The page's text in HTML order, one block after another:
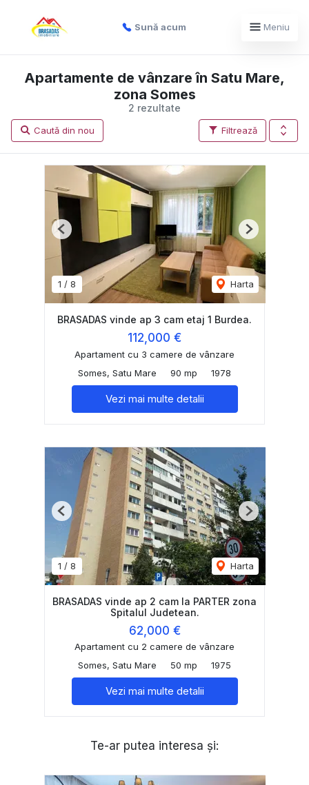
Sună acum Meniu
2 rezultate
Apartamente de vânzare în Satu Mare,
zona Somes
Filtrează
Caută din nou
1 / 8 Harta
Previous Next
BRASADAS vinde ap 3 cam etaj 1 Burdea.
112,000 €
Apartament cu 3 camere de vânzare
Somes, Satu Mare
90 mp 1978
Vezi mai multe detalii
1 / 8 Harta
Previous Next
BRASADAS vinde ap 2 cam la PARTER zona
Spitalul Judetean.
62,000 €
Apartament cu 2 camere de vânzare
Somes, Satu Mare
50 mp 1975
Vezi mai multe detalii
Te-ar putea interesa și: